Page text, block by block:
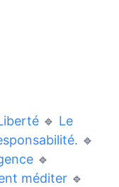
🔹 Le
🔹
🔹
méditer 🔹